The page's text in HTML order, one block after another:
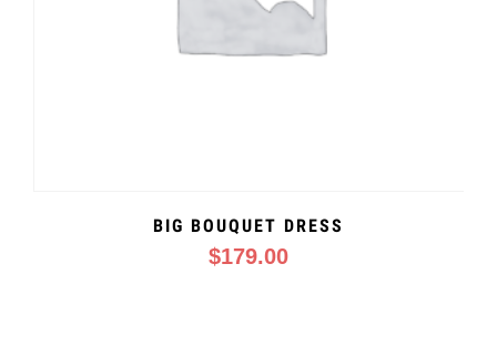
BIG BOUQUET DRESS
$179.00